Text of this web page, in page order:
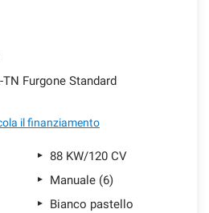
Furgone Standard
il finanziamento
88 KW/120 CV
Manuale (6)
Bianco pastello